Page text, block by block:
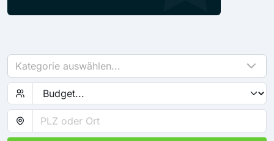
Kategorie auswählen...